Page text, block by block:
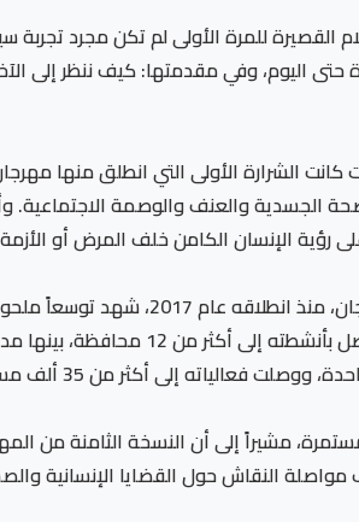
للمرة الأولى لم تكن مجرد تجربة
حتى اليوم، وفي مقدمتها: كيف ننظر إلى
الشرارة الأولى التي انطلق منها
الجسدية والعنف والوصمة الاجتماعية.
رؤية الإنسان الكامن خلف المرض أو الأزمة
وأشار النجار إلى أن
مجتمعاتهم المحلية،
فعالياته إلى أكثر من 35 ألف مستفيد.
مواصلة النقاش حول القضايا الإنسانية